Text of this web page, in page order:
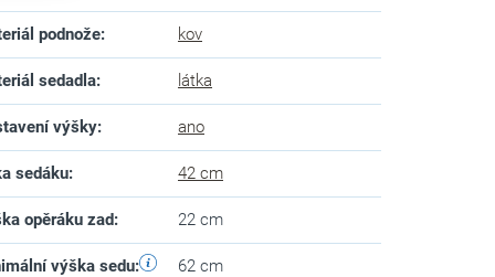
podnože: kov
sedadla: látka
výšky: ano
sedáku: 42 cm
opěráku zad: 22 cm
výška sedu: 62 cm